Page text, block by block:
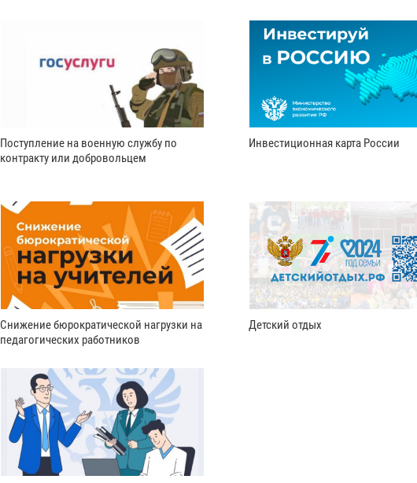
Поступление на военную службу по
контракту или добровольцем
Инвестиционная карта России
Снижение бюрократической нагрузки на
педагогических работников
Детский отдых